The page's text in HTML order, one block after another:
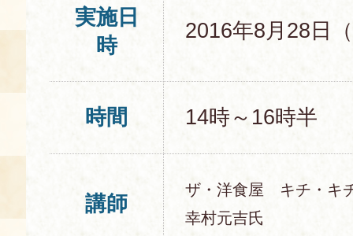
実施日
時
2016年8月28日
時間 14時～16時半
講師
ザ・洋食屋 キチ・
幸村元吉氏